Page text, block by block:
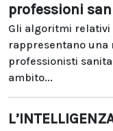
professioni
Gli algoritmi relativi
rappresentano una
professionisti
ambito...